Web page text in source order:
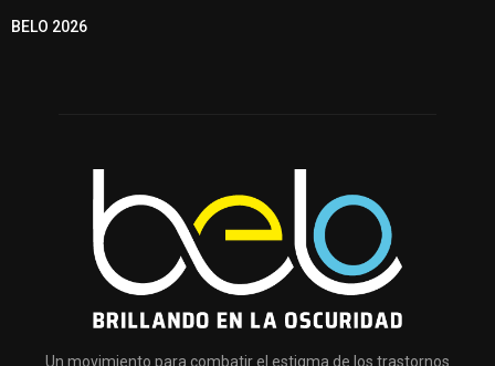
BELO 2026
Un movimiento para combatir el estigma de los trastornos